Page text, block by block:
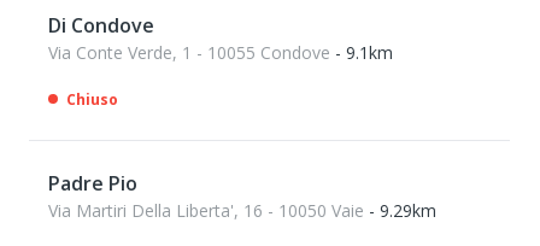
Di Condove
Via Conte Verde, 1 - 10055 Condove - 9.1km
Chiuso
Padre Pio
Via Martiri Della Liberta', 16 - 10050 Vaie - 9.29km